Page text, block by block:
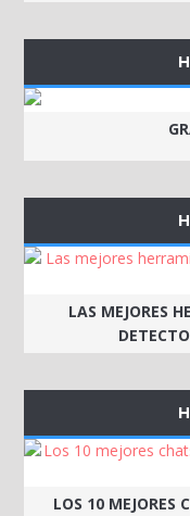
LAS MEJORES
LOS 10 MEJORES